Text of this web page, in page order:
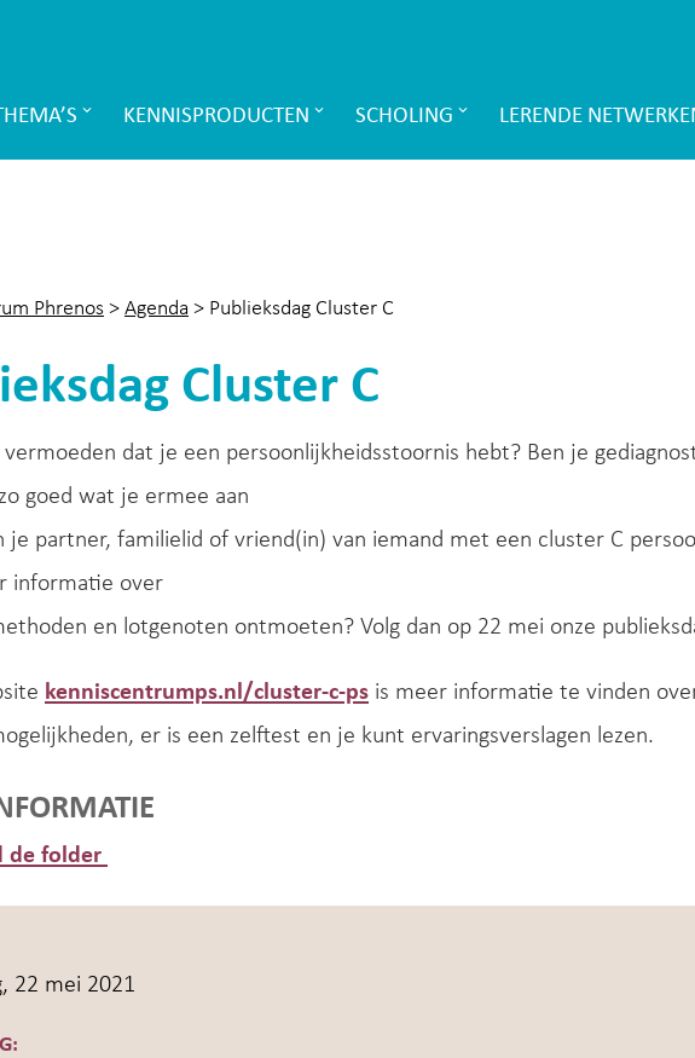
KENNISPRODUCTEN SCHOLING LERENDE
Phrenos > Agenda > Publieksdag Cluster C
Cluster C
dat je een persoonlijkheidsstoornis hebt? Ben je
goed wat je ermee aan
je partner, familielid of vriend(in) van iemand met een cluster C
informatie over
en lotgenoten ontmoeten? Volg dan op 22 mei onze
kenniscentrumps.nl/cluster-c-ps is meer informatie te vinden
er is een zelftest en je kunt ervaringsverslagen lezen.
de folder
22 mei 2021